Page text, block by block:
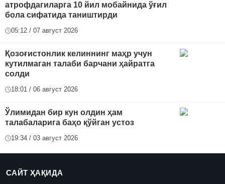
атрофдагиларга 10 йил мобайнида ўғил
бола сифатида таништирди
05:12 / 07 август 2026
Қозоғистонлик келиннинг маҳр учун
кутилмаган талаби барчани ҳайратга
солди
18:01 / 06 август 2026
Ўлимидан бир кун олдин ҳам
талабаларига баҳо қўйган устоз
19:34 / 03 август 2026
САЙТ ҲАҚИДА